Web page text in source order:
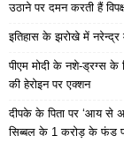
उठाने पर दमन करती हैं
इतिहास के झरोखे में नरेन्द्र
पीएम मोदी के नशे-ड्रग्स
की हेरोइन पर एक्शन
दीपके के पिता पर ‘आय से
सिब्बल के 1 करोड़ के फंड